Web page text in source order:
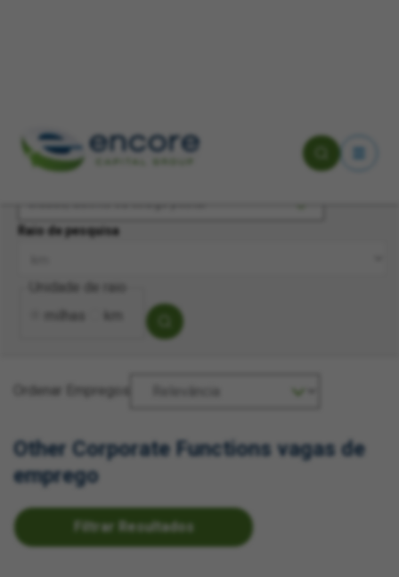
Cidade, distrito ou código postal
Raio de pesquisa
Unidade de raio
milhas
Ordenar Empregos
Other Corporate Functions vagas de
emprego
Filtrar Resultados